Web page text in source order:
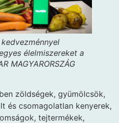
élelmiszereket a
MAGYARORSZÁG
zöldségek, gyümölcsök,
és csomagolatlan kenyerek,
tejtermékek,